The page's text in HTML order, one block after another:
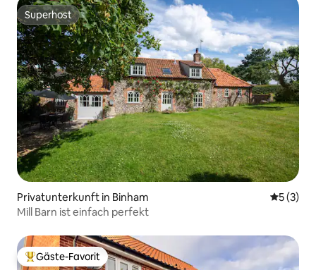
Superhost
Superhost
Privatunterkunft in Binham
5 (3)
Mill Barn ist einfach perfekt
Beliebter Gäste-Favorit.
Gäste-Favorit